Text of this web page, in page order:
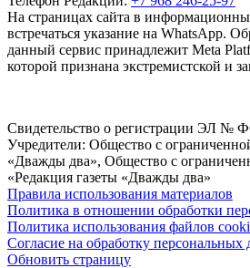
На страницах сайта в
встречаться указание на WhatsApp.
данный сервис принадлежит Meta
которой признана экстремистской и
Свидетельство о регистрации ЭЛ №
Учредители: Общество с
«Дважды два», Общество с
«Редакция газеты «Дважды два»
Правила использования материалов
Политика в отношении обработки
Политика использования файлов
Согласие на обработку персональных
Обновить страницу